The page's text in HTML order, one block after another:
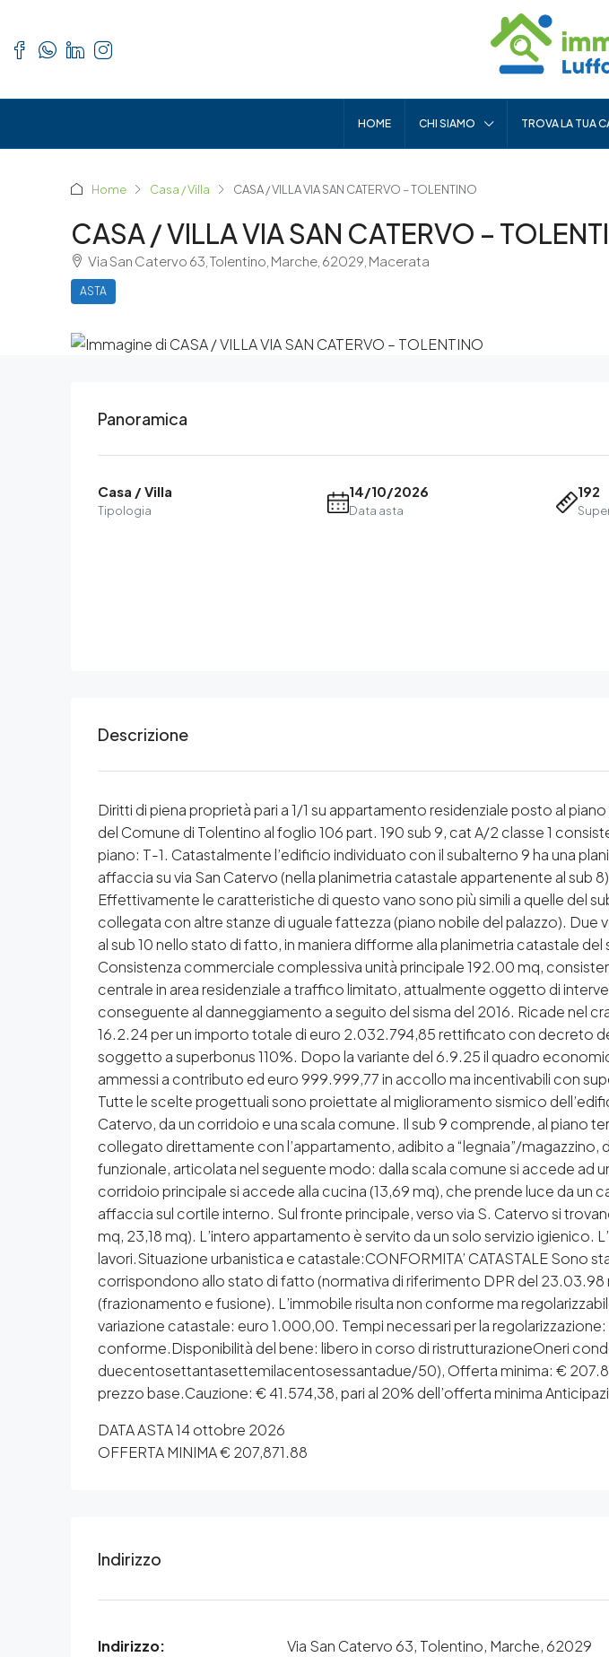
HOME CHI SIAMO TROVA LA TUA
Home Casa / Villa CASA / VILLA VIA SAN CATERVO – TOLENTINO
CASA / VILLA VIA SAN CATERVO –
Via San Catervo 63, Tolentino, Marche, 62029, Macerata
ASTA
Panoramica
Casa / Villa
Tipologia
14/10/2026
Data asta
192
Descrizione
Diritti di piena proprietà pari a 1/1 su appartamento residenziale posto al
del Comune di Tolentino al foglio 106 part. 190 sub 9, cat A/2 classe 1
piano: T-1. Catastalmente l’edificio individuato con il subalterno 9 ha una
affaccia su via San Catervo (nella planimetria catastale appartenente al
Effettivamente le caratteristiche di questo vano sono più simili a quelle del
collegata con altre stanze di uguale fattezza (piano nobile del palazzo).
al sub 10 nello stato di fatto, in maniera difforme alla planimetria catastale
Consistenza commerciale complessiva unità principale 192.00 mq,
centrale in area residenziale a traffico limitato, attualmente oggetto di
conseguente al danneggiamento a seguito del sisma del 2016. Ricade nel
16.2.24 per un importo totale di euro 2.032.794,85 rettificato con decreto
soggetto a superbonus 110%. Dopo la variante del 6.9.25 il quadro
ammessi a contributo ed euro 999.999,77 in accollo ma incentivabili con
Tutte le scelte progettuali sono proiettate al miglioramento sismico
Catervo, da un corridoio e una scala comune. Il sub 9 comprende, al piano
collegato direttamente con l’appartamento, adibito a “legnaia”/magazzino,
funzionale, articolata nel seguente modo: dalla scala comune si accede ad
corridoio principale si accede alla cucina (13,69 mq), che prende luce da un
affaccia sul cortile interno. Sul fronte principale, verso via S. Catervo si
mq, 23,18 mq). L’intero appartamento è servito da un solo servizio
lavori.Situazione urbanistica e catastale:CONFORMITA’ CATASTALE Sono
corrispondono allo stato di fatto (normativa di riferimento DPR del
(frazionamento e fusione). L’immobile risulta non conforme ma
variazione catastale: euro 1.000,00. Tempi necessari per la regolarizzazione:
conforme.Disponibilità del bene: libero in corso di ristrutturazioneOneri
duecentosettantasettemilacentosessantadue/50), Offerta minima: €
prezzo base.Cauzione: € 41.574,38, pari al 20% dell’offerta minima
DATA ASTA 14 ottobre 2026
OFFERTA MINIMA € 207,871.88
Indirizzo
Indirizzo: Via San Catervo 63, Tolentino, Marche, 62029